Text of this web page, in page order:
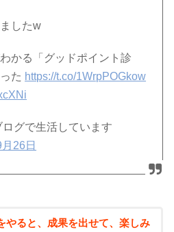
したw
かる「グッドポイント診
た https://t.co/1WrpPOGkow
グで生活しています
26日
やると、成果を出せて、楽しみ